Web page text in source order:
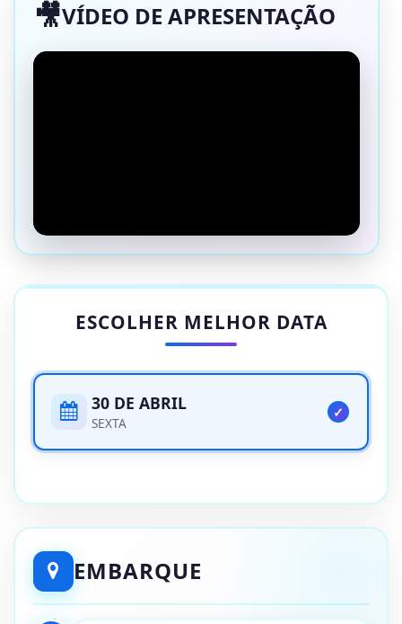
VÍDEO DE APRESENTAÇÃO
ESCOLHER MELHOR DATA
30 DE ABRIL
SEXTA
EMBARQUE